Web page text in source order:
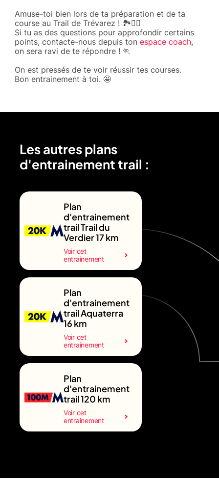
Amuse-toi bien lors de ta préparation et de ta
course au Trail de Trévarez ! 🏞️🏃‍♂️
Si tu as des questions pour approfondir certains
points, contacte-nous depuis ton espace coach,
on sera ravi de te répondre ! 🏃
On est pressés de te voir réussir tes courses.
Bon entrainement à toi. 🤩
Les autres plans
d'entrainement trail :
Plan
d'entrainement
trail Trail du
Verdier 17 km
Voir cet
entrainement
Plan
d'entrainement
trail Aquaterra
16 km
Voir cet
entrainement
Plan
d'entrainement
trail 120 km
Voir cet
entrainement